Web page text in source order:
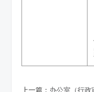
上一篇： 办公室（行政